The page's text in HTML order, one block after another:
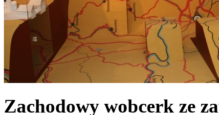
Zachodowy wobcerk ze